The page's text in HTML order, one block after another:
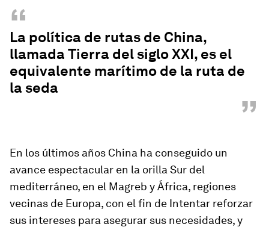
“
La política de rutas de China,
llamada Tierra del siglo XXI, es el
equivalente marítimo de la ruta de
la seda
”
En los últimos años China ha conseguido un
avance espectacular en la orilla Sur del
mediterráneo, en el Magreb y África, regiones
vecinas de Europa, con el fin de Intentar reforzar
sus intereses para asegurar sus necesidades,y